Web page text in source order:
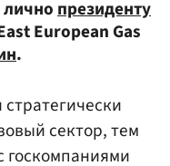
личнопрезиденту
European Gas
.
сектор, тем
госкомпаниями